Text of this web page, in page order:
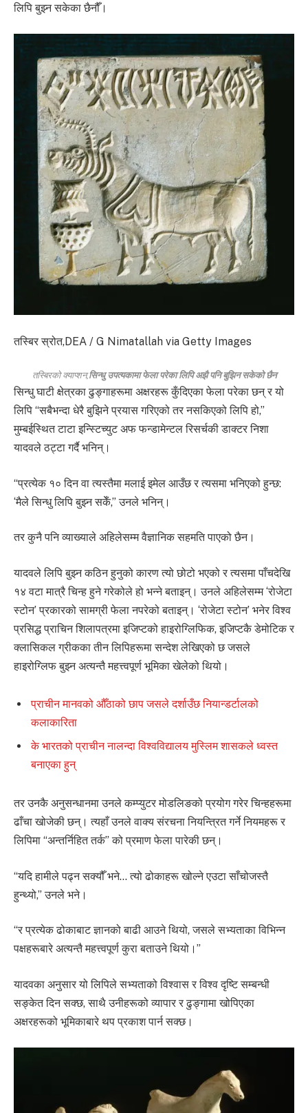
लिपि बुझ्न सकेका छैनौँ।
तस्बिर स्रोत,DEA / G Nimatallah via Getty Images
तस्बिरको क्याप्शन,सिन्धु उपत्यकामा फेला परेका लिपि अझै पनि बुझिन सकेको छैन
सिन्धु घाटी क्षेत्रका ढुङ्गाहरूमा अक्षरहरू कुँदिएका फेला परेका छन् र यो
लिपि “सबैभन्दा धेरै बुझिने प्रयास गरिएको तर नसकिएको लिपि हो,”
मुम्बईस्थित टाटा इन्स्टिच्युट अफ फन्डामेन्टल रिसर्चकी डाक्टर निशा
यादवले ठट्टा गर्दै भनिन्।
“प्रत्येक १० दिन वा त्यस्तैमा मलाई इमेल आउँछ र त्यसमा भनिएको हुन्छ:
‘मैले सिन्धु लिपि बुझ्न सकेँ,” उनले भनिन्।
तर कुनै पनि व्याख्याले अहिलेसम्म वैज्ञानिक सहमति पाएको छैन।
यादवले लिपि बुझ्न कठिन हुनुको कारण त्यो छोटो भएको र त्यसमा पाँचदेखि
१४ वटा मात्रै चिन्ह हुने गरेकोले हो भन्ने बताइन्। उनले अहिलेसम्म ‘रोजेटा
स्टोन’ प्रकारको सामग्री फेला नपरेको बताइन्। ‘रोजेटा स्टोन’ भनेर विश्व
प्रसिद्ध प्राचिन शिलापत्रमा इजिप्टको हाइरोग्लिफिक, इजिप्टकै डेमोटिक र
क्लासिकल ग्रीकका तीन लिपिहरूमा सन्देश लेखिएको छ जसले
हाइरोग्लिफ बुझ्न अत्यन्तै महत्त्वपूर्ण भूमिका खेलेको थियो।
प्राचीन मानवको औँठाको छाप जसले दर्शाउँछ नियान्डर्टालको
कलाकारिता
के भारतको प्राचीन नालन्दा विश्वविद्यालय मुस्लिम शासकले ध्वस्त
बनाएका हुन्
तर उनकै अनुसन्धानमा उनले कम्प्युटर मोडलिङको प्रयोग गरेर चिन्हहरूमा
ढाँचा खोजेकी छन्। त्यहाँ उनले वाक्य संरचना नियन्त्रित गर्ने नियमहरू र
लिपिमा “अन्तर्निहित तर्क” को प्रमाण फेला पारेकी छन्।
“यदि हामीले पढ्न सक्यौँ भने… त्यो ढोकाहरू खोल्ने एउटा साँचोजस्तै
हुन्थ्यो,” उनले भने।
“र प्रत्येक ढोकाबाट ज्ञानको बाढी आउने थियो, जसले सभ्यताका विभिन्न
पक्षहरूबारे अत्यन्तै महत्त्वपूर्ण कुरा बताउने थियो।”
यादवका अनुसार यो लिपिले सभ्यताको विश्वास र विश्व दृष्टि सम्बन्धी
सङ्केत दिन सक्छ, साथै उनीहरूको व्यापार र ढुङ्गामा खोपिएका
अक्षरहरूको भूमिकाबारे थप प्रकाश पार्न सक्छ।